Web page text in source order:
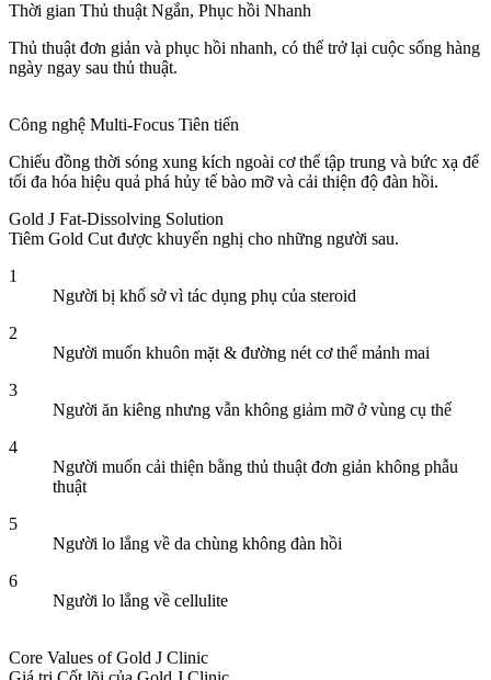
Thời gian Thủ thuật Ngắn, Phục hồi Nhanh
Thủ thuật đơn giản và phục hồi nhanh, có thể trở lại cuộc sống hàng
ngày ngay sau thủ thuật.
Công nghệ Multi-Focus Tiên tiến
Chiếu đồng thời sóng xung kích ngoài cơ thể tập trung và bức xạ để
tối đa hóa hiệu quả phá hủy tế bào mỡ và cải thiện độ đàn hồi.
Gold J Fat-Dissolving Solution
Tiêm Gold Cut được khuyến nghị cho những người sau.
1
Người bị khổ sở vì tác dụng phụ của steroid
2
Người muốn khuôn mặt & đường nét cơ thể mảnh mai
3
Người ăn kiêng nhưng vẫn không giảm mỡ ở vùng cụ thể
4
Người muốn cải thiện bằng thủ thuật đơn giản không phẫu
thuật
5
Người lo lắng về da chùng không đàn hồi
6
Người lo lắng về cellulite
Core Values of Gold J Clinic